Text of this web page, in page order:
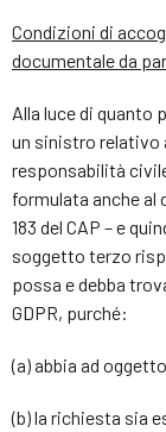
Condizioni di
documentale da
Alla luce di quanto
un sinistro relativo
responsabilità
formulata anche al
183 del CAP – e
soggetto terzo
possa e debba
GDPR, purché:
(a) abbia ad
(b) la richiesta sia